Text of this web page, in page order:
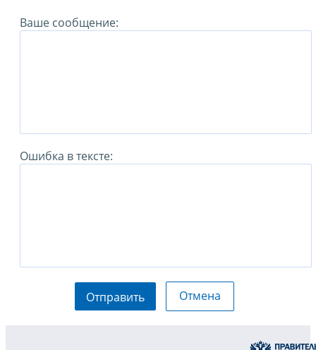
Ваше сообщение:
Ошибка в тексте:
Отправить Отмена